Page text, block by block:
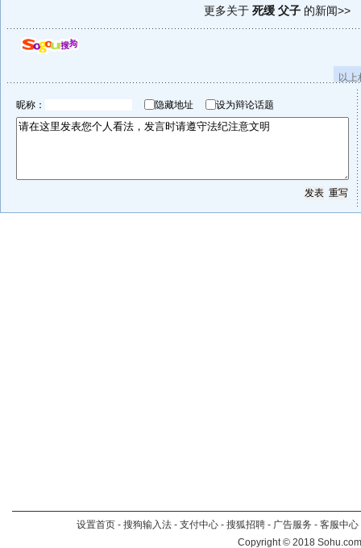
更多关于 死缓 父子 的新闻>>
以
昵称： 隐藏地址 设为辩论话题
设置首页 - 搜狗输入法 - 支付中心 - 搜狐招聘 - 广告服务 - 客服中心
Copyright©2018